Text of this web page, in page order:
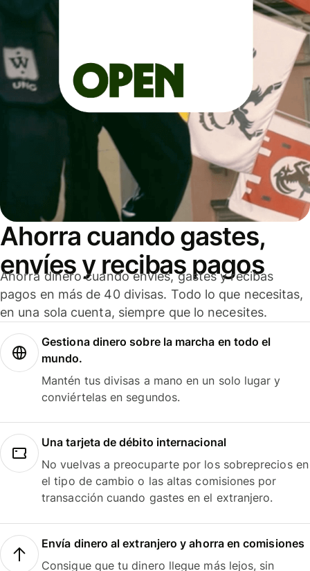
Ahorra cuando gastes,
envíes y recibas pagos
Ahorra dinero cuando envíes, gastes y recibas
pagos en más de 40 divisas. Todo lo que necesitas,
en una sola cuenta, siempre que lo necesites.
Gestiona dinero sobre la marcha en todo el
mundo.
Mantén tus divisas a mano en un solo lugar y
conviértelas en segundos.
Una tarjeta de débito internacional
No vuelvas a preocuparte por los sobreprecios en
el tipo de cambio o las altas comisiones por
transacción cuando gastes en el extranjero.
Envía dinero al extranjero y ahorra en comisiones
Consigue que tu dinero llegue más lejos, sin